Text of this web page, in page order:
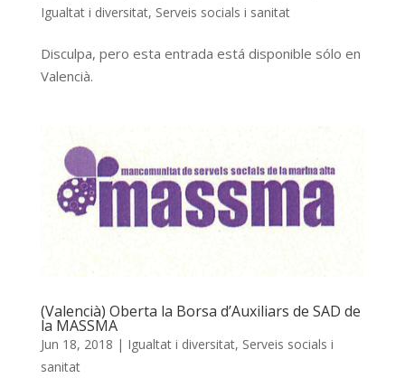
Igualtat i diversitat, Serveis socials i sanitat
Disculpa, pero esta entrada está disponible sólo en
Valencià.
(Valencià) Oberta la Borsa d’Auxiliars de SAD de
la MASSMA
Jun 18, 2018 | Igualtat i diversitat, Serveis socials i
sanitat